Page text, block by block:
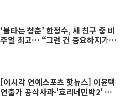
‘불타는 청춘’ 한정수, 새 친구 중 비
주얼 최고… “그런 건 중요하지가
[이시각 연예스포츠 핫뉴스] 이윤택
연출가 공식사과·'효리네민박2' 윤